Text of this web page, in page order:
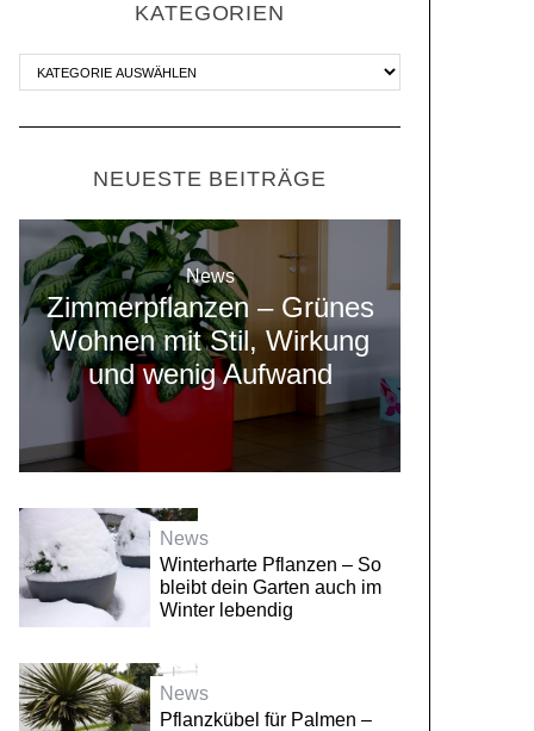
KATEGORIEN
NEUESTE BEITRÄGE
News
Zimmerpflanzen – Grünes
Wohnen mit Stil, Wirkung
und wenig Aufwand
News
Winterharte Pflanzen – So
bleibt dein Garten auch im
Winter lebendig
News
Pflanzkübel für Palmen –